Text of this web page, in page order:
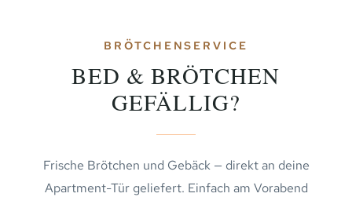
BRÖTCHENSERVICE
BED & BRÖTCHEN
GEFÄLLIG?
Frische Brötchen und Gebäck — direkt an deine
Apartment-Tür geliefert. Einfach am Vorabend